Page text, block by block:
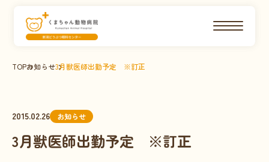
TOPお知らせ3月獣医師出勤予定 ※訂正
2015.02.26 お知らせ
3月獣医師出勤予定 ※訂正